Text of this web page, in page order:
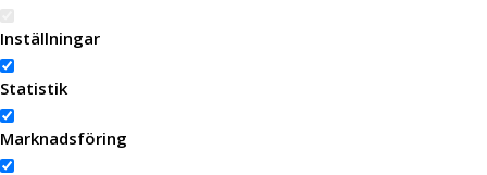
Inställningar
Statistik
Marknadsföring